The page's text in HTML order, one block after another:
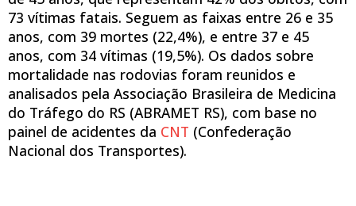
73 vítimas fatais. Seguem as faixas entre 26 e 35
anos, com 39 mortes (22,4%), e entre 37 e 45
anos, com 34 vítimas (19,5%). Os dados sobre
mortalidade nas rodovias foram reunidos e
analisados pela Associação Brasileira de Medicina
do Tráfego do RS (ABRAMET RS), com base no
painel de acidentes da CNT (Confederação
Nacional dos Transportes).